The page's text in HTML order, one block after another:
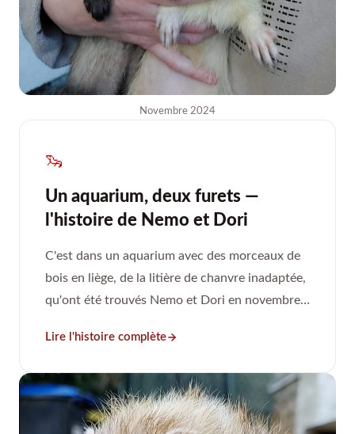
Novembre 2024
🦦
Un aquarium, deux furets —
l'histoire de Nemo et Dori
C'est dans un aquarium avec des morceaux de
bois en liège, de la litière de chanvre inadaptée,
qu'ont été trouvés Nemo et Dori en novembre
Lire l'histoire complète